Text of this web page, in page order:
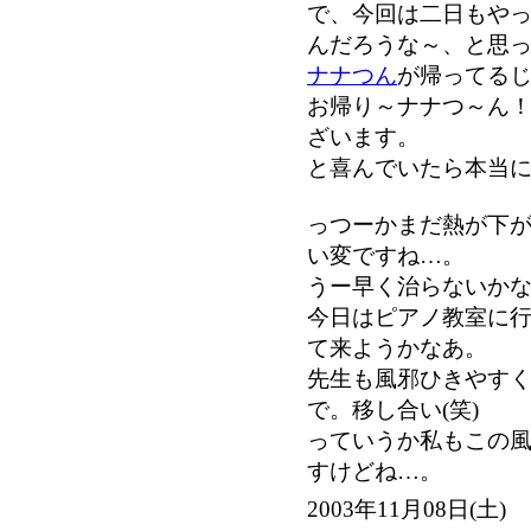
で、今回は二日もや
んだろうな～、と思
ナナつんが帰ってる
お帰り～ナナつ～ん
ざいます。
と喜んでいたら本当
っつーかまだ熱が下
い変ですね…。
うー早く治らないか
今日はピアノ教室に
て来ようかなあ。
先生も風邪ひきやす
で。移し合い(笑)
っていうか私もこの
すけどね…。
2003年11月08日(土)